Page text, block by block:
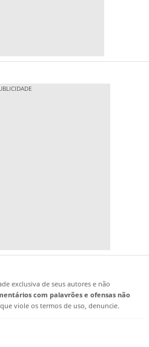
exclusiva de seus autores e não
com palavrões e ofensas não
viole os termos de uso, denuncie.